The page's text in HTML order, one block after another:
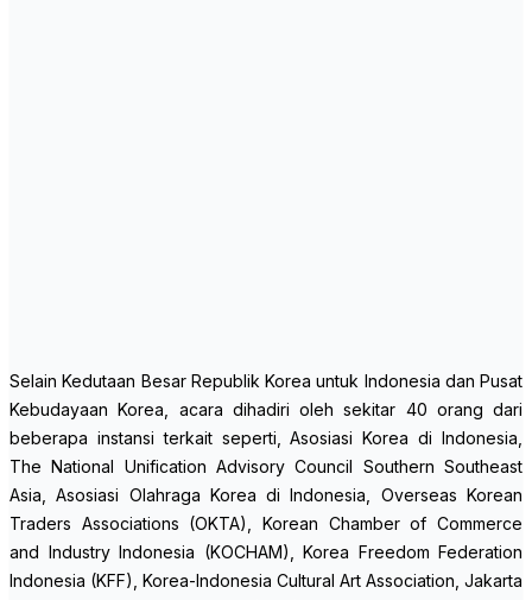
Selain Kedutaan Besar Republik Korea untuk Indonesia dan Pusat
Kebudayaan Korea, acara dihadiri oleh sekitar 40 orang dari
beberapa instansi terkait seperti, Asosiasi Korea di Indonesia,
The National Unification Advisory Council Southern Southeast
Asia, Asosiasi Olahraga Korea di Indonesia, Overseas Korean
Traders Associations (OKTA), Korean Chamber of Commerce
and Industry Indonesia (KOCHAM), Korea Freedom Federation
Indonesia (KFF), Korea-Indonesia Cultural Art Association, Jakarta